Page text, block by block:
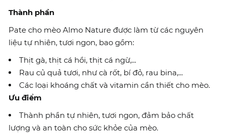
Thành phần
Pate cho mèo Almo Nature được làm từ các nguyên
liệu tự nhiên, tươi ngon, bao gồm:
Thịt gà, thịt cá hồi, thịt cá ngừ,...
Rau củ quả tươi, như cà rốt, bí đỏ, rau bina,...
Các loại khoáng chất và vitamin cần thiết cho mèo.
Ưu điểm
Thành phần tự nhiên, tươi ngon, đảm bảo chất
lượng và an toàn cho sức khỏe của mèo.